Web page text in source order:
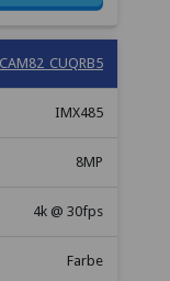
IMX485
8MP
4k @ 30fps
Farbe